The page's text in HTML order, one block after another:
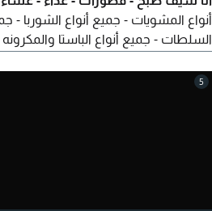
أنواع المشويات - جميع أنواع الشوربا -
السلطات - جميع أنواع الباستا
الشاي - واي مشروبات ساخنه - بيت أو
5